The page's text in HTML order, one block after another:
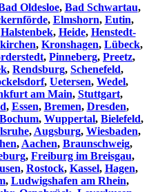
Oldesloe, Bad Schwartau,
, Elmshorn, Eutin,
Halstenbek, Heide, Henstedt-
, Kronshagen, Lübeck,
, Pinneberg, Preetz,
, Rendsburg, Schenefeld,
, Uetersen, Wedel,
am Main, Stuttgart,
, Essen, Bremen, Dresden,
Bochum, Wuppertal, Bielefeld,
, Augsburg, Wiesbaden,
, Aachen, Braunschweig,
, Freiburg im Breisgau,
, Rostock, Kassel, Hagen,
, Ludwigshafen am Rhein,